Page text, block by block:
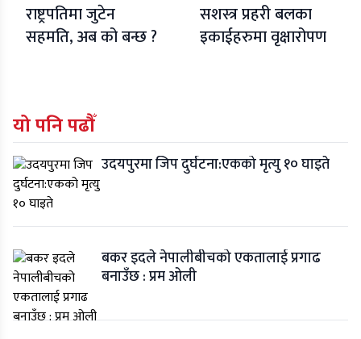
राष्ट्रपतिमा जुटेन
सहमति, अब को बन्छ ?
सशस्त्र प्रहरी बलका
इकाईहरुमा वृक्षारोपण
यो पनि पढौँ
उदयपुरमा जिप दुर्घटना:एकको मृत्यु १० घाइते
बकर इदले नेपालीबीचको एकतालाई प्रगाढ
बनाउँछ : प्रम ओली